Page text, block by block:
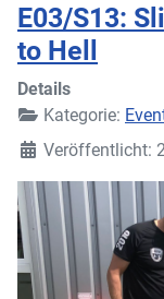
E03/S13:
to Hell
Details
Kategorie:
Veröffentlicht: